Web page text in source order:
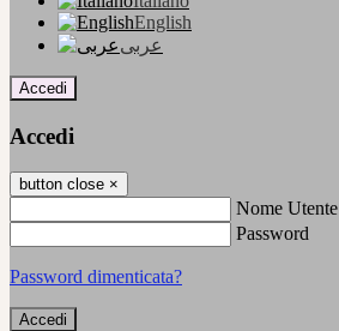
English
عربى
Accedi
Accedi
button close ×
Nome Utente
Password
Password dimenticata?